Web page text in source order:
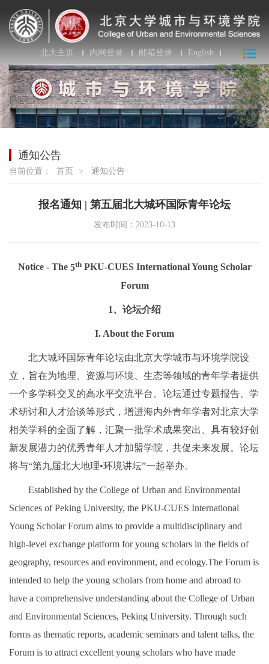
北大主页 内网登录 邮箱登录 English
通知公告
当前位置： 首页 > 通知公告
报名通知 | 第五届北大城环国际青年论坛
发布时间：2023-10-13
Notice - The 5thPKU-CUES International Young Scholar
Forum
1、论坛介绍
I. About the Forum
北大城环国际青年论坛由北京大学城市与环境学院设
立，旨在为地理、资源与环境、生态等领域的青年学者提供
一个多学科交叉的高水平交流平台。论坛通过专题报告、学
术研讨和人才洽谈等形式，增进海内外青年学者对北京大学
相关学科的全面了解，汇聚一批学术成果突出、具有较好创
新发展潜力的优秀青年人才加盟学院，共促未来发展。论坛
将与“第九届北大地理•环境讲坛”一起举办。
Established by the College of Urban and Environmental
Sciences of Peking University, the PKU-CUES International
Young Scholar Forum aims to provide a multidisciplinary and
high-level exchange platform for young scholars in the fields of
geography, resources and environment, and ecology.The Forum is
intended to help the young scholars from home and abroad to
have a comprehensive understanding about the College of Urban
and Environmental Sciences, Peking University. Through such
forms as thematic reports, academic seminars and talent talks, the
Forum is to attract excellent young scholars who have made